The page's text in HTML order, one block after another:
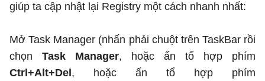
giúp ta cập nhật lại Registry một cách nhanh nhất:
Mở Task Manager (nhấn phải chuột trên TaskBar rồi
chọn Task Manager, hoặc ấn tổ hợp phím
Ctrl+Alt+Del , hoặc ấn tổ hợp phím